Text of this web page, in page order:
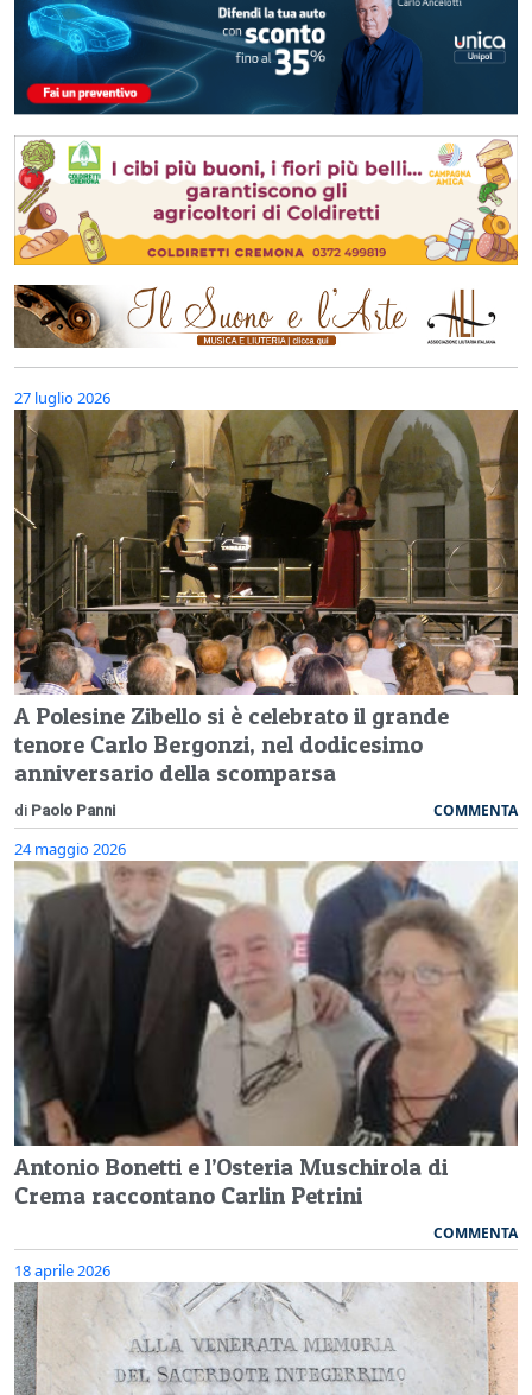
27 luglio 2026
A Polesine Zibello si è celebrato il grande
tenore Carlo Bergonzi, nel dodicesimo
anniversario della scomparsa
di Paolo Panni COMMENTA
24 maggio 2026
Antonio Bonetti e l’Osteria Muschirola di
Crema raccontano Carlin Petrini
COMMENTA
18 aprile 2026